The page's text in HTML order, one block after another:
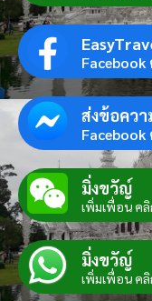
Facebook
ส่งข้อควา
Facebook
มิ่งขวัญ์
เพิ่มเพื่อน คลิ
มิ่งขวัญ์
เพิ่มเพื่อน คลิ